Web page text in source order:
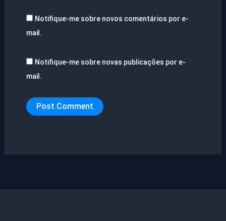
Notifique-me sobre novos comentários por e-
mail.
Notifique-me sobre novas publicações por e-
mail.